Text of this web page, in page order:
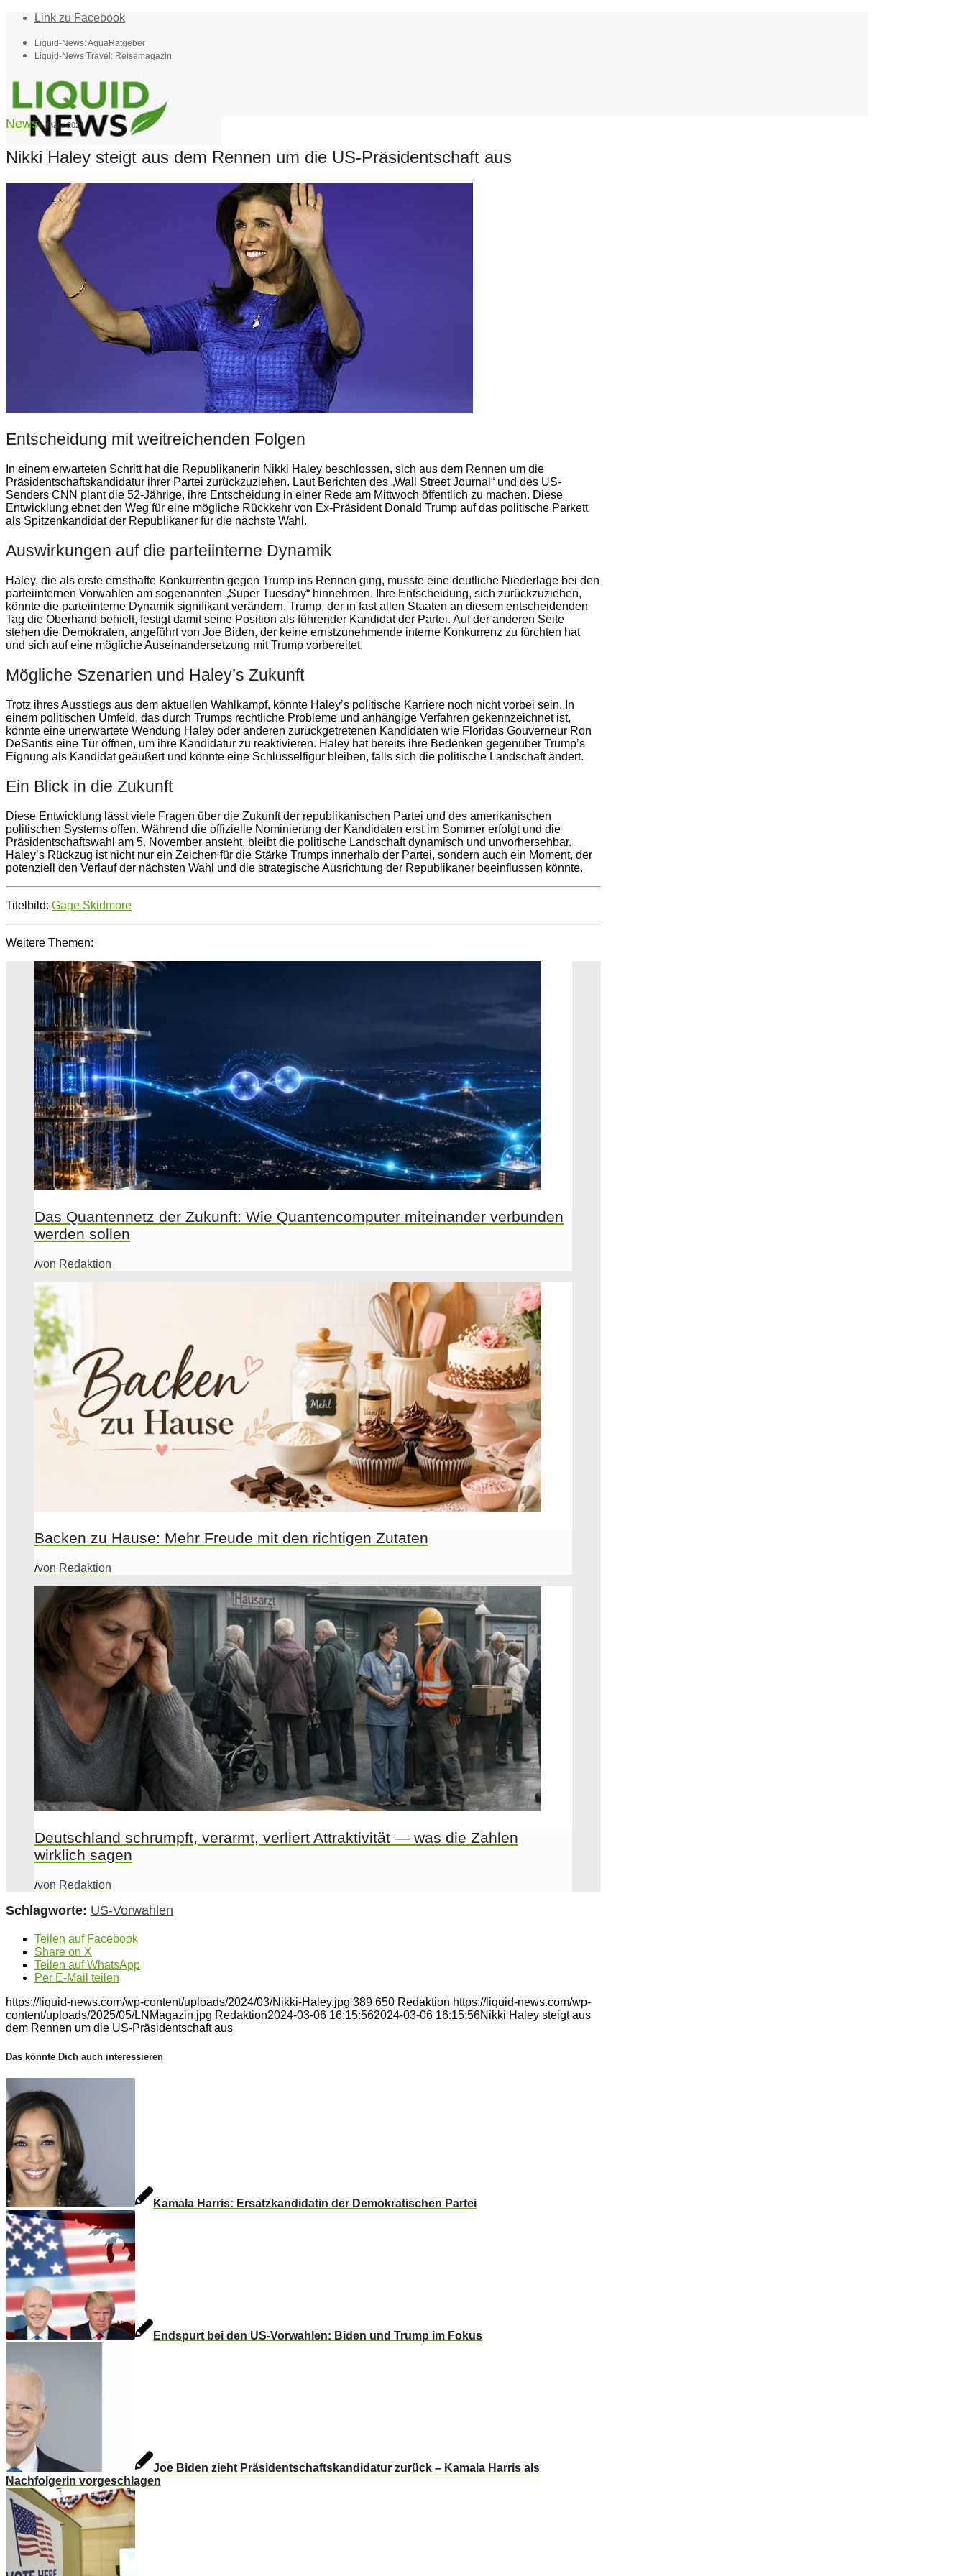
Link zu Facebook
Liquid-News: AquaRatgeber
Liquid-News Travel: Reisemagazin
Home
Suche
Menü Menü
News6. März 2024
Nikki Haley steigt aus dem Rennen um die US-Präsidentschaft aus
Entscheidung mit weitreichenden Folgen
In einem erwarteten Schritt hat die Republikanerin Nikki Haley beschlossen, sich aus dem Rennen um die
Präsidentschaftskandidatur ihrer Partei zurückzuziehen. Laut Berichten des „Wall Street Journal“ und des US-
Senders CNN plant die 52-Jährige, ihre Entscheidung in einer Rede am Mittwoch öffentlich zu machen. Diese
Entwicklung ebnet den Weg für eine mögliche Rückkehr von Ex-Präsident Donald Trump auf das politische Parkett
als Spitzenkandidat der Republikaner für die nächste Wahl.
Auswirkungen auf die parteiinterne Dynamik
Haley, die als erste ernsthafte Konkurrentin gegen Trump ins Rennen ging, musste eine deutliche Niederlage bei den
parteiinternen Vorwahlen am sogenannten „Super Tuesday“ hinnehmen. Ihre Entscheidung, sich zurückzuziehen,
könnte die parteiinterne Dynamik signifikant verändern. Trump, der in fast allen Staaten an diesem entscheidenden
Tag die Oberhand behielt, festigt damit seine Position als führender Kandidat der Partei. Auf der anderen Seite
stehen die Demokraten, angeführt von Joe Biden, der keine ernstzunehmende interne Konkurrenz zu fürchten hat
und sich auf eine mögliche Auseinandersetzung mit Trump vorbereitet.
Mögliche Szenarien und Haley’s Zukunft
Trotz ihres Ausstiegs aus dem aktuellen Wahlkampf, könnte Haley’s politische Karriere noch nicht vorbei sein. In
einem politischen Umfeld, das durch Trumps rechtliche Probleme und anhängige Verfahren gekennzeichnet ist,
könnte eine unerwartete Wendung Haley oder anderen zurückgetretenen Kandidaten wie Floridas Gouverneur Ron
DeSantis eine Tür öffnen, um ihre Kandidatur zu reaktivieren. Haley hat bereits ihre Bedenken gegenüber Trump’s
Eignung als Kandidat geäußert und könnte eine Schlüsselfigur bleiben, falls sich die politische Landschaft ändert.
Ein Blick in die Zukunft
Diese Entwicklung lässt viele Fragen über die Zukunft der republikanischen Partei und des amerikanischen
politischen Systems offen. Während die offizielle Nominierung der Kandidaten erst im Sommer erfolgt und die
Präsidentschaftswahl am 5. November ansteht, bleibt die politische Landschaft dynamisch und unvorhersehbar.
Haley’s Rückzug ist nicht nur ein Zeichen für die Stärke Trumps innerhalb der Partei, sondern auch ein Moment, der
potenziell den Verlauf der nächsten Wahl und die strategische Ausrichtung der Republikaner beeinflussen könnte.
Titelbild: Gage Skidmore
Weitere Themen:
Das Quantennetz der Zukunft: Wie Quantencomputer miteinander verbunden
werden sollen
/von Redaktion
Backen zu Hause: Mehr Freude mit den richtigen Zutaten
/von Redaktion
Deutschland schrumpft, verarmt, verliert Attraktivität — was die Zahlen
wirklich sagen
/von Redaktion
Schlagworte: US-Vorwahlen
Teilen auf Facebook
Share on X
Teilen auf WhatsApp
Per E-Mail teilen
https://liquid-news.com/wp-content/uploads/2024/03/Nikki-Haley.jpg 389 650 Redaktion https://liquid-news.com/wp-
content/uploads/2025/05/LNMagazin.jpg Redaktion2024-03-06 16:15:562024-03-06 16:15:56Nikki Haley steigt aus
dem Rennen um die US-Präsidentschaft aus
Das könnte Dich auch interessieren
Kamala Harris: Ersatzkandidatin der Demokratischen Partei
Endspurt bei den US-Vorwahlen: Biden und Trump im Fokus
Joe Biden zieht Präsidentschaftskandidatur zurück – Kamala Harris als
Nachfolgerin vorgeschlagen